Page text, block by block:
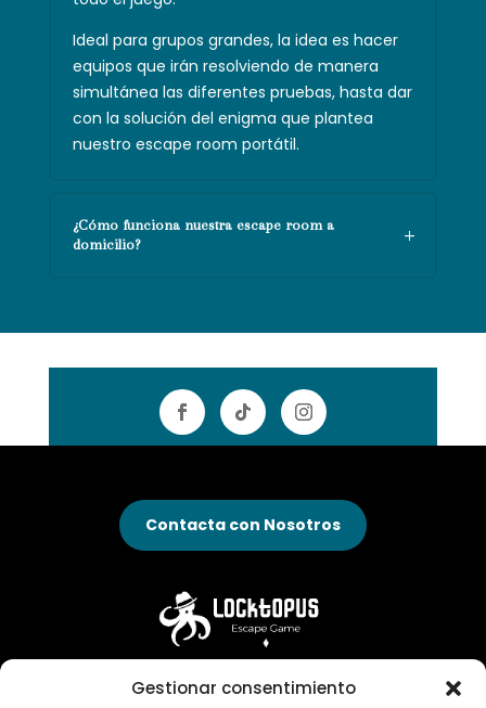
Gestionar consentimiento
Ideal para grupos grandes, la idea es hacer
equipos que irán resolviendo de manera
simultánea las diferentes pruebas, hasta dar
con la solución del enigma que plantea
nuestro escape room portátil.
¿Cómo funciona nuestra escape room a
domicilio?
Contacta con Nosotros